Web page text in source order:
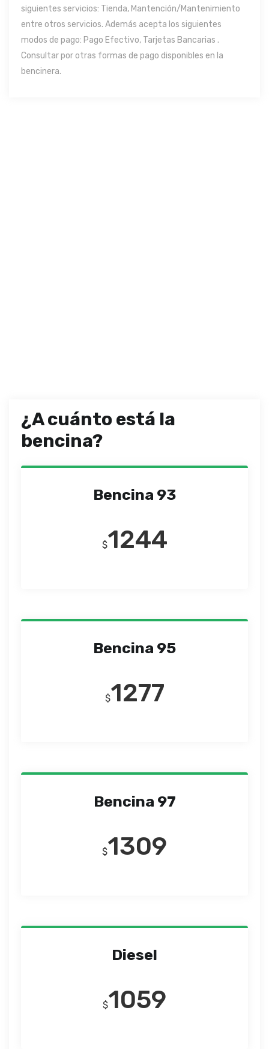
siguientes servicios: Tienda, Mantención/Mantenimiento
entre otros servicios. Además acepta los siguientes
modos de pago: Pago Efectivo, Tarjetas Bancarias .
Consultar por otras formas de pago disponibles en la
bencinera.
¿A cuánto está la
bencina?
Bencina 93
$1244
Bencina 95
$1277
Bencina 97
$1309
Diesel
$1059